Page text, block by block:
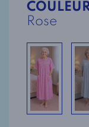
Rose